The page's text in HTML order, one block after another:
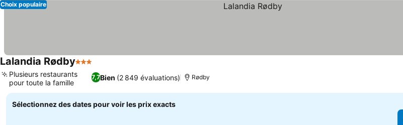
Choix populaire
Lalandia Rødby3 Étoiles
7,7Bien (2 849 évaluations)
Plusieurs restaurants
pour toute la famille
Rødby
Sélectionnez des dates pour voir les prix exacts